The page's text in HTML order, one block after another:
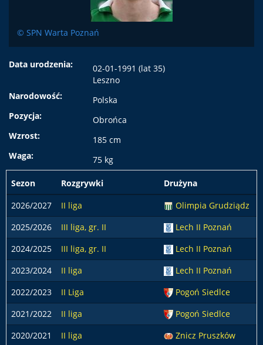
© SPN Warta Poznań
Data urodzenia:
02-01-1991 (lat 35)
Leszno
Narodowość:
Polska
Pozycja:
Obrońca
Wzrost:
185 cm
Waga:
75 kg
Sezon Rozgrywki Drużyna
2026/2027
II liga
Olimpia Grudziądz
2025/2026
III liga, gr. II
Lech II Poznań
2024/2025
III liga, gr. II
Lech II Poznań
2023/2024
II liga
Lech II Poznań
2022/2023
II Liga
Pogoń Siedlce
2021/2022
II liga
Pogoń Siedlce
2020/2021
II liga
Znicz Pruszków